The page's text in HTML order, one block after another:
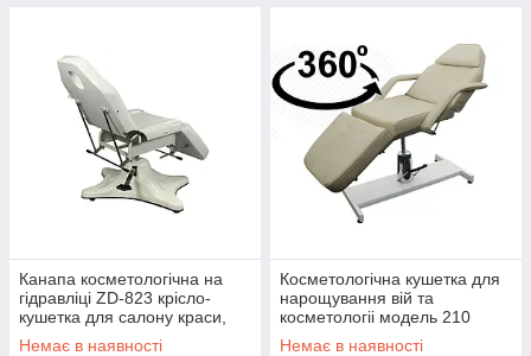
Канапа косметологічна на
гідравліці ZD-823 крісло-
кушетка для салону краси,
для косметології
Немає в наявності
Косметологічна кушетка для
нарощування вій та
косметологіі модель 210
Немає в наявності